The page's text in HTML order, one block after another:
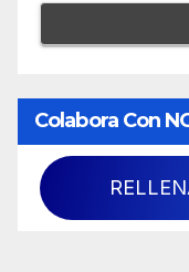
Colabora Con